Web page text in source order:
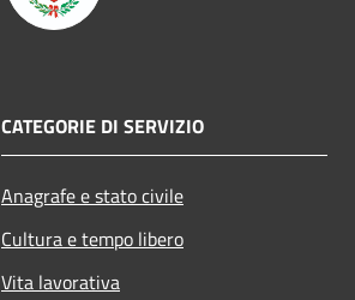
CATEGORIE DI SERVIZIO
Anagrafe e stato civile
Cultura e tempo libero
Vita lavorativa